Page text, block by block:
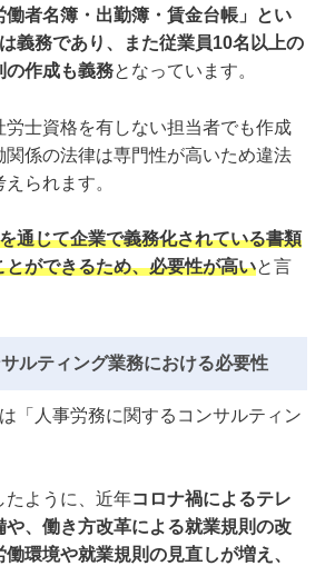
働者名簿・出勤簿・賃金台帳」とい
義務であり、また従業員10名以上の
の作成も義務となっています。
労士資格を有しない担当者でも作成
関係の法律は専門性が高いため違法
られます。
通じて企業で義務化されている書類
とができるため、必要性が高いと言
ルティング業務における必要性
「人事労務に関するコンサルティン
たように、近年コロナ禍によるテレ
や、働き方改革による就業規則の改
環境や就業規則の見直しが増え、